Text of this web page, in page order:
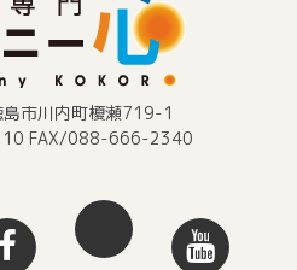
市川内町榎瀬719-1
FAX/088-666-2340